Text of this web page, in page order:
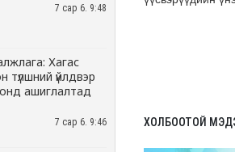
7 сар 6. 9:48
Хагас
түлшний үйлдвэр
ашиглалтад
7 сар 6. 9:46